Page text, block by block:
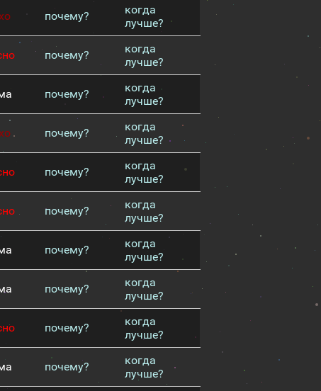
почему?
когда
лучше?
почему?
когда
лучше?
почему?
когда
лучше?
почему?
когда
лучше?
почему?
когда
лучше?
почему?
когда
лучше?
почему?
когда
лучше?
почему?
когда
лучше?
почему?
когда
лучше?
почему?
когда
лучше?